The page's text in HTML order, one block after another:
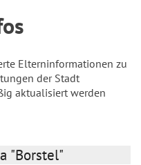
Elterninformationen zu
der Stadt
aktualisiert werden
"Borstel"